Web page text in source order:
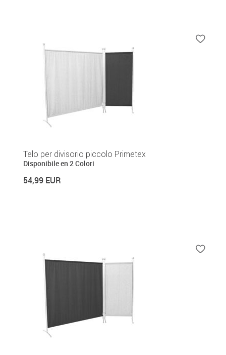
Telo per divisorio piccolo Primetex
Disponibile en 2 Colori
54,99 EUR